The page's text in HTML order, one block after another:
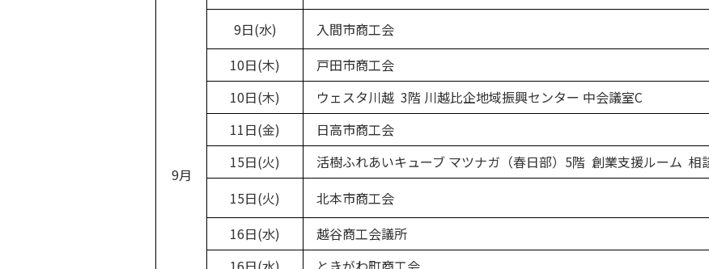
9月
9日(水)
入間市商工会
10日(木)
戸田市商工会
10日(木)
ウェスタ川越 3階 川越比企地域振興センター 中会議室C
11日(金)
日高市商工会
15日(火)
活樹ふれあいキューブ マツナガ（春日部）5階 創業支援ルーム 相
15日(火)
北本市商工会
16日(水)
越谷商工会議所